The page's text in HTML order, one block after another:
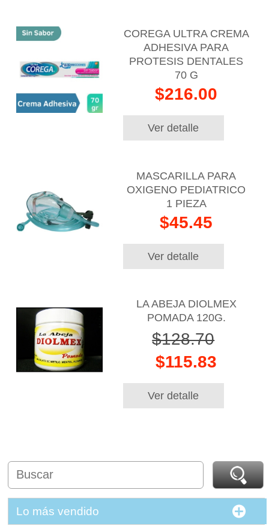
COREGA ULTRA CREMA
ADHESIVA PARA
PROTESIS DENTALES
70 G
$216.00
Ver detalle
MASCARILLA PARA
OXIGENO PEDIATRICO
1 PIEZA
$45.45
Ver detalle
LA ABEJA DIOLMEX
POMADA 120G.
$128.70
$115.83
Ver detalle
Lo más vendido